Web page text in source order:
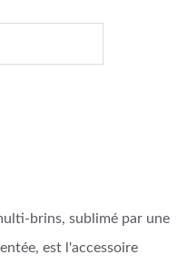
brins, sublimé par une
est l'accessoire